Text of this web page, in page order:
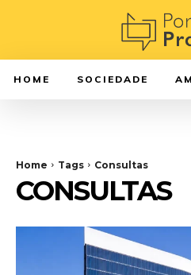
HOME SOCIEDADE
Home Tags Consultas
CONSULTAS